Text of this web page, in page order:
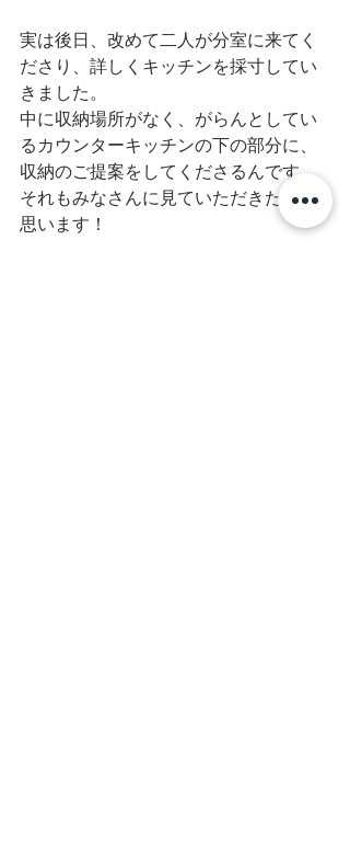
実は後日、改めて二人が分室に来てく
ださり、詳しくキッチンを採寸してい
きました。
中に収納場所がなく、がらんとしてい
るカウンターキッチンの下の部分に、
収納のご提案をしてくださるんです。
それもみなさんに見ていただきたいと
思います！